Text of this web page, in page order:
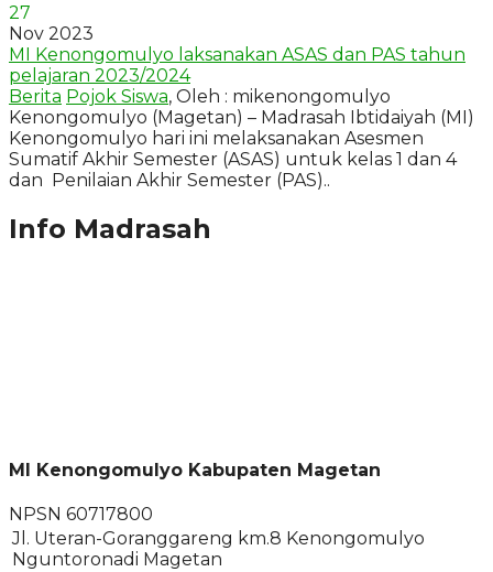
27
Nov 2023
MI Kenongomulyo laksanakan ASAS dan PAS tahun
pelajaran 2023/2024
Berita Pojok Siswa, Oleh : mikenongomulyo
Kenongomulyo (Magetan) – Madrasah Ibtidaiyah (MI)
Kenongomulyo hari ini melaksanakan Asesmen
Sumatif Akhir Semester (ASAS) untuk kelas 1 dan 4
dan Penilaian Akhir Semester (PAS)..
Info Madrasah
MI Kenongomulyo Kabupaten Magetan
NPSN 60717800
Jl. Uteran-Goranggareng km.8 Kenongomulyo
Nguntoronadi Magetan